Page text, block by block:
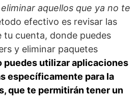
aquellos que ya no te
efectivo es revisar las
tu cuenta, donde puedes
y eliminar paquetes
puedes utilizar aplicaciones
específicamente para la
que te permitirán tener un